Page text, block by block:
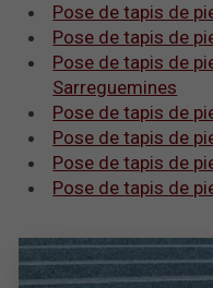
Pose de tapis de
Pose de tapis de
Pose de tapis de
Sarreguemines
Pose de tapis de
Pose de tapis de
Pose de tapis de
Pose de tapis de